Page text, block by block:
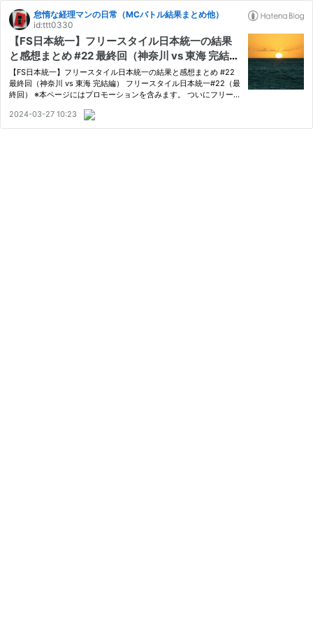
怠惰な経理マンの日常（MCバトル結果まとめ他）
id:ttt0330
【FS日本統一】フリースタイル日本統一の結果
と感想まとめ #22 最終回（神奈川 vs 東海 完結
編）
【FS日本統一】フリースタイル日本統一の結果と感想まとめ #22
最終回（神奈川 vs 東海 完結編） フリースタイル日本統一#22（最
終回） ※本ページにはプロモーションを含みます。 ついにフリース
のか決まります。 前回のエピソードはこちら www.finance-acco
u…
2024-03-27 10:23